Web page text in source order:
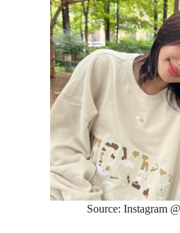
Source: Instagram